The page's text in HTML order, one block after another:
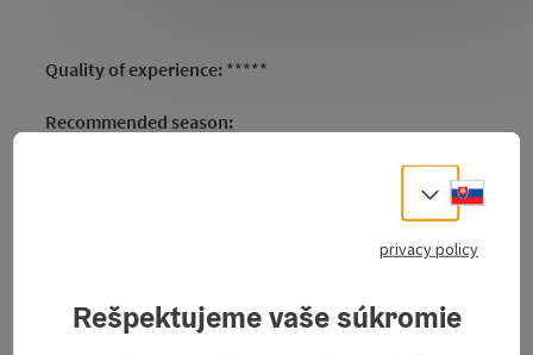
Quality of experience: *****
Recommended season:
October
Select
privacy policy
Rešpektujeme vaše súkromie